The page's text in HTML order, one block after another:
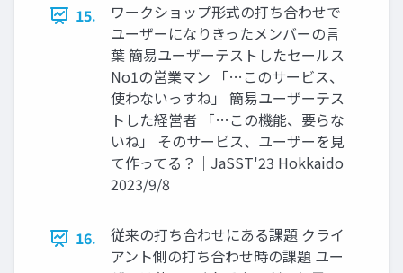
15.
ワークショップ形式の打ち合わせで
ユーザーになりきったメンバーの言
葉 簡易ユーザーテストしたセールス
No1の営業マン 「…このサービス、
使わないっすね」 簡易ユーザーテス
トした経営者 「…この機能、要らな
いね」 そのサービス、ユーザーを見
て作ってる？｜JaSST'23 Hokkaido
2023/9/8
16.
従来の打ち合わせにある課題 クライ
アント側の打ち合わせ時の課題 ユー